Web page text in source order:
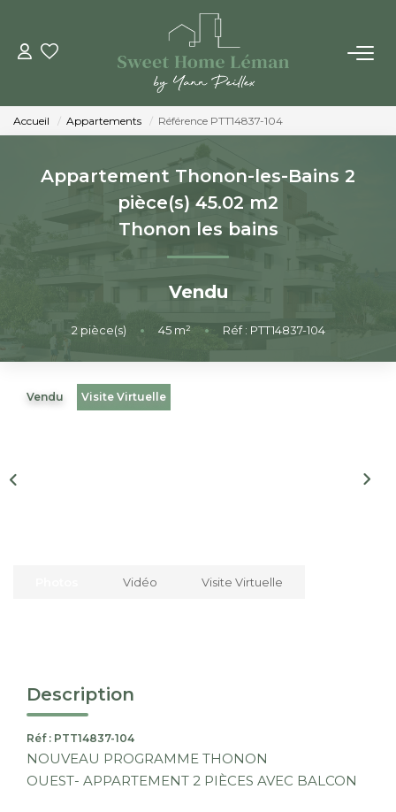
ACHETER
PROGRAMMES NEUFS
ESTIMER EN LIGNE
LES AGENCES
Nous Rejoindre
Accueil Appartements Référence PTT14837-104
Appartement Thonon-les-Bains 2
pièce(s) 45.02 m2
Thonon les bains
Vendu
2 pièce(s) • 45m² • Réf : PTT14837-104
Vendu Visite Virtuelle
Vidéo Visite Virtuelle
Description
Réf : PTT14837-104
NOUVEAU PROGRAMME THONON
OUEST- APPARTEMENT 2 PIÈCES AVEC BALCON